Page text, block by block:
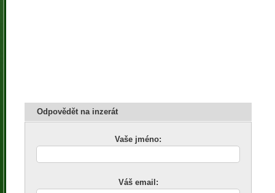
Odpovědět na inzerát
Vaše jméno:
Váš email: